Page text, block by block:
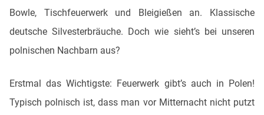
Bowle, Tischfeuerwerk und Bleigießen an. Klassische
deutsche Silvesterbräuche. Doch wie sieht’s bei unseren
polnischen Nachbarn aus?
Erstmal das Wichtigste: Feuerwerk gibt’s auch in Polen!
Typisch polnisch ist, dass man vor Mitternacht nicht putzt